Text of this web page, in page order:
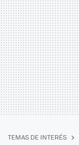
TEMAS DE INTERÉS